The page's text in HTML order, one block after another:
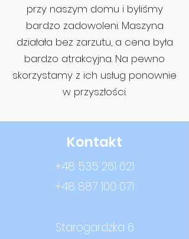
przy naszym domu i byliśmy
bardzo zadowoleni. Maszyna
działała bez zarzutu, a cena była
bardzo atrakcyjna. Na pewno
skorzystamy z ich usług ponownie
w przyszłości.
Kontakt
+48 535 261 621
+48 887 100 071
Starogardzka 6